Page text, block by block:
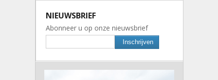
NIEUWSBRIEF
Abonneer u op onze nieuwsbrief
Inschrijven